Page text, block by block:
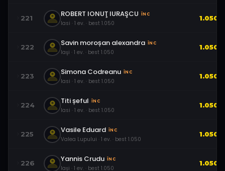
221 ROBERT IONUŢ IURAŞCU ÎNC
Iasi · 1 ev. · best 1.050
1.050
222 Savin moroșan alexandra ÎNC
Iaşi · 1 ev. · best 1.050
1.050
223 Simona Codreanu ÎNC
Iasi · 1 ev. · best 1.050
1.050
224 Titi șeful ÎNC
Iasi · 1 ev. · best 1.050
1.050
225 Vasile Eduard ÎNC
Valea Lupului · 1 ev. · best 1.050
1.050
226 Yannis Crudu ÎNC
Iași · 1 ev. · best 1.050
1.050